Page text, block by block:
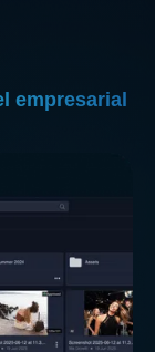
empresarial